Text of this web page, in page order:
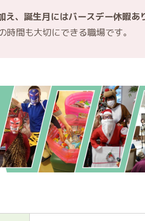
、誕生月にはバースデー休暇あ
時間も大切にできる職場です。